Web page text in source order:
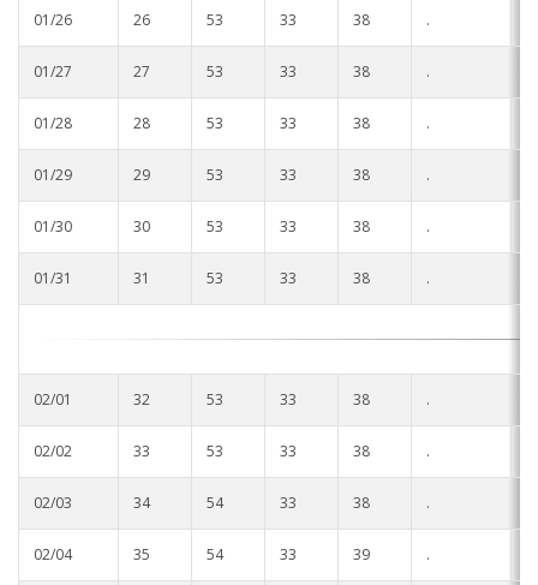
01/26 26 53 33 38 .
01/27 27 53 33 38 .
01/28 28 53 33 38 .
01/29 29 53 33 38 .
01/30 30 53 33 38 .
01/31 31 53 33 38 .
02/01 32 53 33 38 .
02/02 33 53 33 38 .
02/03 34 54 33 38 .
02/04 35 54 33 39 .